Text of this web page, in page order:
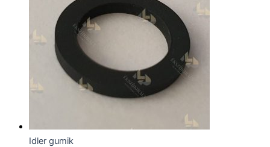
Idler gumik